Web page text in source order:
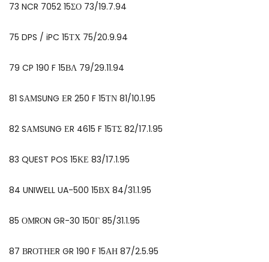
73 NCR 7052 15ΣΟ 73/19.7.94
75 DPS / iPC 15ΤΧ 75/20.9.94
79 CP 190 F 15ΒΛ 79/29.11.94
81 SΑΜSUNG ΕR 250 F 15ΤΝ 81/10.1.95
82 SΑΜSUNG ΕR 4615 F 15ΤΣ 82/17.1.95
83 QUEST POS 15ΚΕ 83/17.1.95
84 UNIWELL UA-500 15ΒΧ 84/31.1.95
85 ΟΜRΟN GR-30 150Γ 85/31.1.95
87 ΒRΟΤΗΕR GR 190 F 15ΑΗ 87/2.5.95